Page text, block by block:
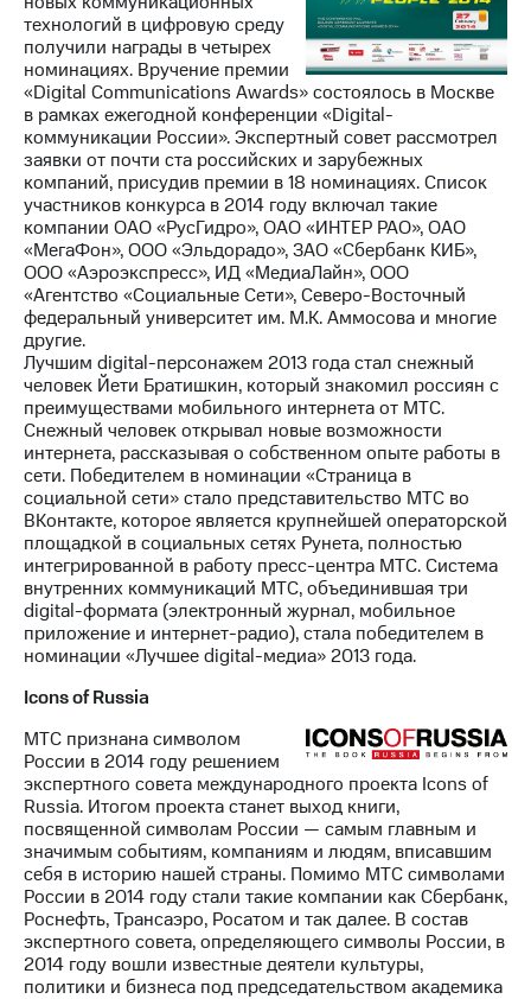
технологий в цифровую среду
получили награды в четырех
номинациях. Вручение премии
«Digital Communications Awards» состоялось в Москве
в рамках ежегодной конференции «Digital-
коммуникации России». Экспертный совет рассмотрел
заявки от почти ста российских и зарубежных
компаний, присудив премии в 18 номинациях. Список
участников конкурса в 2014 году включал такие
компании ОАО «РусГидро», ОАО «ИНТЕР РАО», ОАО
«МегаФон», ООО «Эльдорадо», ЗАО «Сбербанк КИБ»,
ООО «Аэроэкспресс», ИД «МедиаЛайн», ООО
«Агентство «Социальные Сети», Северо-Восточный
федеральный университет им. М.К. Аммосова и многие
другие.
Лучшим digital-персонажем 2013 года стал снежный
человек Йети Братишкин, который знакомил россиян с
преимуществами мобильного интернета от МТС.
Снежный человек открывал новые возможности
интернета, рассказывая о собственном опыте работы в
сети. Победителем в номинации «Страница в
социальной сети» стало представительство МТС во
ВКонтакте, которое является крупнейшей операторской
площадкой в социальных сетях Рунета, полностью
интегрированной в работу пресс-центра МТС. Система
внутренних коммуникаций МТС, объединившая три
digital-формата (электронный журнал, мобильное
приложение и интернет-радио), стала победителем в
номинации «Лучшее digital-медиа» 2013 года.
Icons of Russia
МТС признана символом
России в 2014 году решением
экспертного совета международного проекта Icons of
Russia. Итогом проекта станет выход книги,
посвященной символам России — самым главным и
значимым событиям, компаниям и людям, вписавшим
себя в историю нашей страны. Помимо МТС символами
России в 2014 году стали такие компании как Сбербанк,
Роснефть, Трансаэро, Росатом и так далее. В состав
экспертного совета, определяющего символы России, в
2014 году вошли известные деятели культуры,
политики и бизнеса под председательством академика